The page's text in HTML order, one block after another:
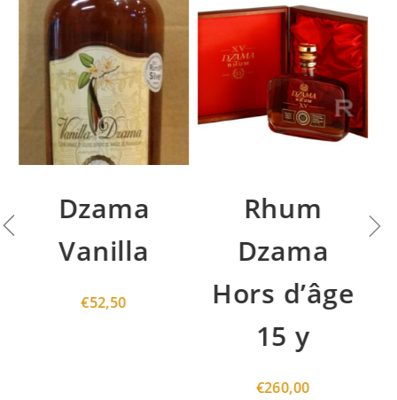
Dzama
Vanilla
€52,50
Rhum
Dzama
Hors d’âge
15 y
€260,00